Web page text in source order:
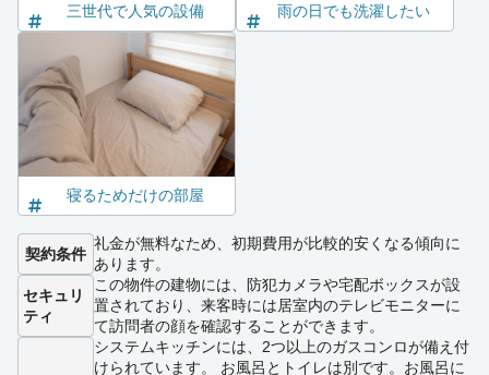
三世代で人気の設備 雨の日でも洗濯したい
寝るためだけの部屋
契約条件
礼金が無料なため、初期費用が比較的安くなる傾向に
あります。
セキュリ
ティ
この物件の建物には、防犯カメラや宅配ボックスが設
置されており、来客時には居室内のテレビモニターに
て訪問者の顔を確認することができます。
システムキッチンには、2つ以上のガスコンロが備え付
けられています。 お風呂とトイレは別です。お風呂に